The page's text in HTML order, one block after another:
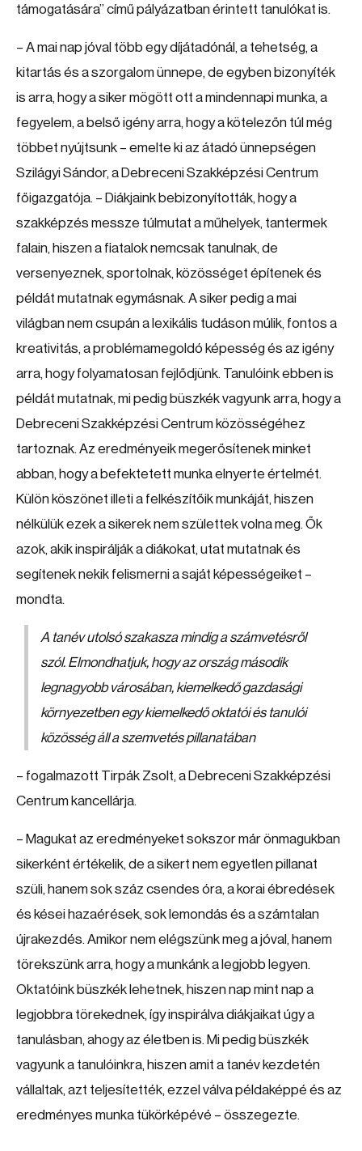
támogatására” című pályázatban érintett tanulókat is.
– A mai nap jóval több egy díjátadónál, a tehetség, a
kitartás és a szorgalom ünnepe, de egyben bizonyíték
is arra, hogy a siker mögött ott a mindennapi munka, a
fegyelem, a belső igény arra, hogy a kötelezőn túl még
többet nyújtsunk – emelte ki az átadó ünnepségen
Szilágyi Sándor, a Debreceni Szakképzési Centrum
főigazgatója. – Diákjaink bebizonyították, hogy a
szakképzés messze túlmutat a műhelyek, tantermek
falain, hiszen a fiatalok nemcsak tanulnak, de
versenyeznek, sportolnak, közösséget építenek és
példát mutatnak egymásnak. A siker pedig a mai
világban nem csupán a lexikális tudáson múlik, fontos a
kreativitás, a problémamegoldó képesség és az igény
arra, hogy folyamatosan fejlődjünk. Tanulóink ebben is
példát mutatnak, mi pedig büszkék vagyunk arra, hogy a
Debreceni Szakképzési Centrum közösségéhez
tartoznak. Az eredményeik megerősítenek minket
abban, hogy a befektetett munka elnyerte értelmét.
Külön köszönet illeti a felkészítőik munkáját, hiszen
nélkülük ezek a sikerek nem születtek volna meg. Ők
azok, akik inspirálják a diákokat, utat mutatnak és
segítenek nekik felismerni a saját képességeiket –
mondta.
A tanév utolsó szakasza mindig a számvetésről
szól. Elmondhatjuk, hogy az ország második
legnagyobb városában, kiemelkedő gazdasági
környezetben egy kiemelkedő oktatói és tanulói
közösség áll a szemvetés pillanatában
– fogalmazott Tirpák Zsolt, a Debreceni Szakképzési
Centrum kancellárja.
– Magukat az eredményeket sokszor már önmagukban
sikerként értékelik, de a sikert nem egyetlen pillanat
szüli, hanem sok száz csendes óra, a korai ébredések
és kései hazaérések, sok lemondás és a számtalan
újrakezdés. Amikor nem elégszünk meg a jóval, hanem
törekszünk arra, hogy a munkánk a legjobb legyen.
Oktatóink büszkék lehetnek, hiszen nap mint nap a
legjobbra törekednek, így inspirálva diákjaikat úgy a
tanulásban, ahogy az életben is. Mi pedig büszkék
vagyunk a tanulóinkra, hiszen amit a tanév kezdetén
vállaltak, azt teljesítették, ezzel válva példaképpé és az
eredményes munka tükörképévé – összegezte.